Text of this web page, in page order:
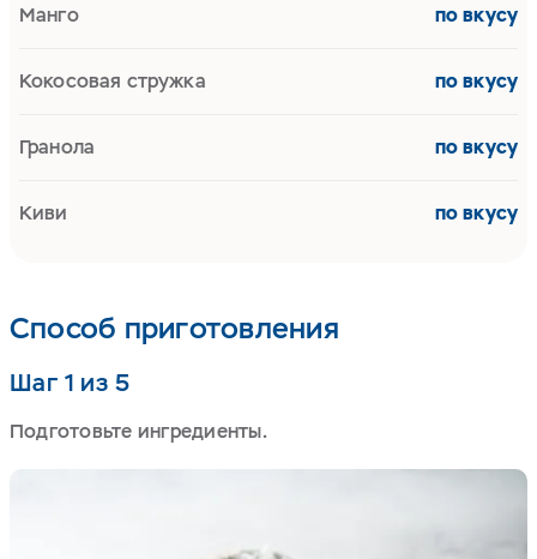
Способ приготовления
Шаг 1 из 5
Подготовьте ингредиенты.
Манго по вкусу
Кокосовая стружка по вкусу
Гранола по вкусу
Киви по вкусу